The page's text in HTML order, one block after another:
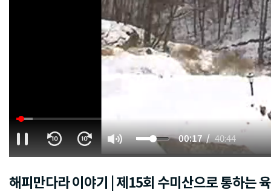
00:18 40:44
해피만다라 이야기 | 제15회 수미산으로 통하는